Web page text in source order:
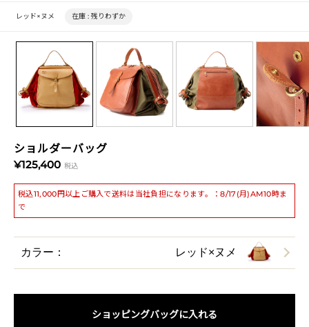
ショルダーバッグ
¥125,400 税込
税込11,000円以上ご購入で送料は当社負担になります。：8/17(月)AM10時ま
で
レッド×ヌメ 在庫 : 残りわずか
カラー： レッド×ヌメ
ショッピングバッグに入れる